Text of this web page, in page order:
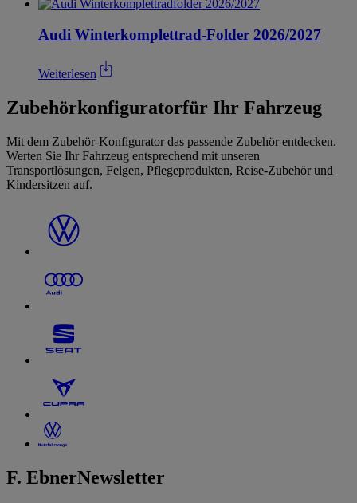
Audi Winterkomplettrad-Folder 2026/2027
Weiterlesen
Zubehörkonfiguratorfür Ihr Fahrzeug
Mit dem Zubehör-Konfigurator das passende Zubehör entdecken.
Werten Sie Ihr Fahrzeug entsprechend mit unseren
Transportlösungen, Felgen, Pflegeprodukten, Reise-Zubehör und
Kindersitzen auf.
F. EbnerNewsletter